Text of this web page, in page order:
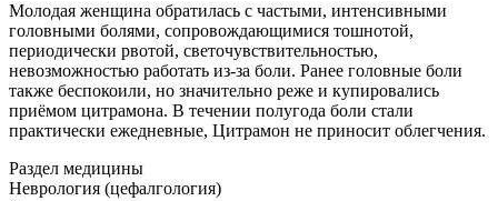
Молодая женщина обратилась с частыми, интенсивными
головными болями, сопровождающимися тошнотой,
периодически рвотой, светочувствительностью,
невозможностью работать из-за боли. Ранее головные боли
также беспокоили, но значительно реже и купировались
приёмом цитрамона. В течении полугода боли стали
практически ежедневные, Цитрамон не приносит облегчения.
Раздел медицины
Неврология (цефалгология)